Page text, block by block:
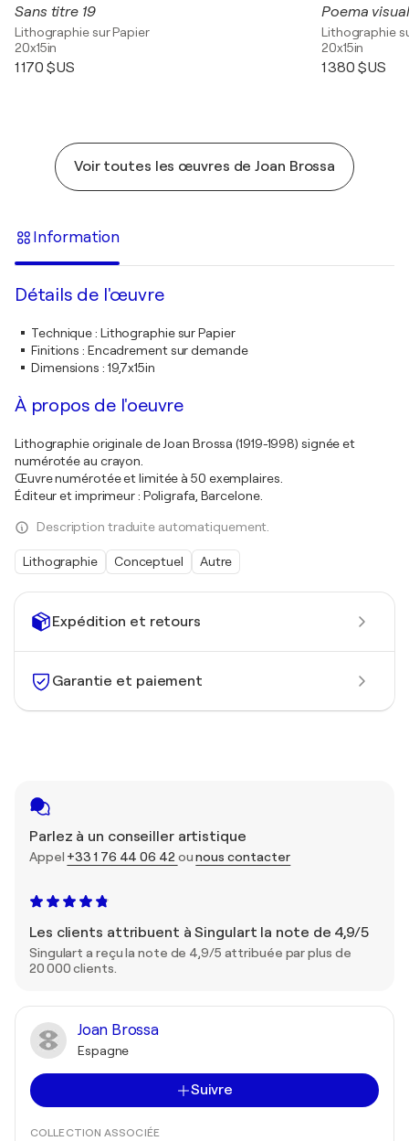
Expédition et retours
Garantie et paiement
Parlez à un conseiller artistique
Appel +33 1 76 44 06 42ounous contacter
Les clients attribuent à Singulart la note de 4,9/5
Singulart a reçu la note de 4,9/5 attribuée par plus de
20 000 clients.
Joan Brossa
Espagne
Suivre
COLLECTION ASSOCIÉE
Sans titre 19
Lithographie sur Papier
20x15in
1 170 $US
Poema
Lithographie
20x15in
1 380 $US
Voir toutes les œuvres de Joan Brossa
Information
Détails de l'œuvre
Technique: Lithographie sur Papier
Finitions : Encadrement sur demande
Dimensions : 19,7x15in
À propos de l'oeuvre
Lithographie originale de Joan Brossa (1919-1998) signée et
numérotée au crayon.
Œuvre numérotée et limitée à 50 exemplaires.
Éditeur et imprimeur : Poligrafa, Barcelone.
Description traduite automatiquement.
Lithographie Conceptuel Autre